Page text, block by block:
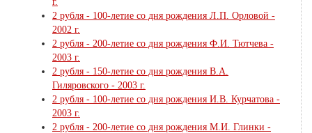
2 рубля - 100-летие со дня рождения Л.П. Орловой -
2002 г.
2 рубля - 200-летие со дня рождения Ф.И. Тютчева -
2003 г.
2 рубля - 150-летие со дня рождения В.А.
Гиляровского - 2003 г.
2 рубля - 100-летие со дня рождения И.В. Курчатова -
2003 г.
2 рубля - 200-летие со дня рождения М.И. Глинки -